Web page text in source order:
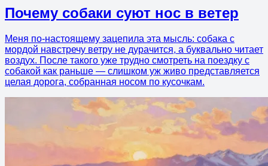
Почему собаки суют нос в ветер
Меня по-настоящему зацепила эта мысль: собака с
мордой навстречу ветру не дурачится, а буквально читает
воздух. После такого уже трудно смотреть на поездку с
собакой как раньше — слишком уж живо представляется
целая дорога, собранная носом по кусочкам.